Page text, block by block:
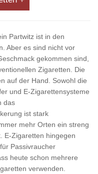
Partwitz ist in den
Aber es sind nicht vor
gekommen sind,
Zigaretten. Die
auf der Hand. Sowohl die
und E-Zigarettensysteme
das
ist stark
mehr Orten ein streng
E-Zigaretten hingegen
Passivraucher
heute schon mehrere
verwenden.